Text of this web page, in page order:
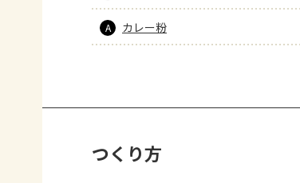
A カレー粉
つくり方